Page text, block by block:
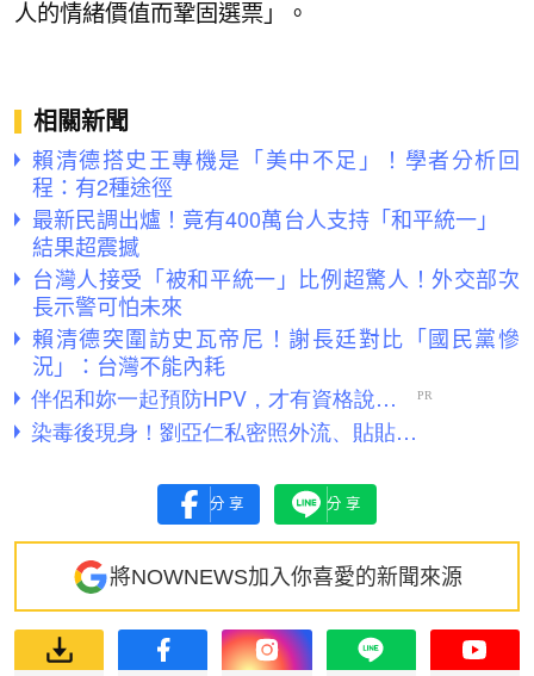
人的情緒價值而鞏固選票」。
相關新聞
賴清德搭史王專機是「美中不足」！學者分析回
程：有2種途徑
最新民調出爐！竟有400萬台人支持「和平統一」
結果超震撼
台灣人接受「被和平統一」比例超驚人！外交部次
長示警可怕未來
賴清德突圍訪史瓦帝尼！謝長廷對比「國民黨慘
況」：台灣不能內耗
分享 分享
將NOWNEWS加入你喜愛的新聞來源